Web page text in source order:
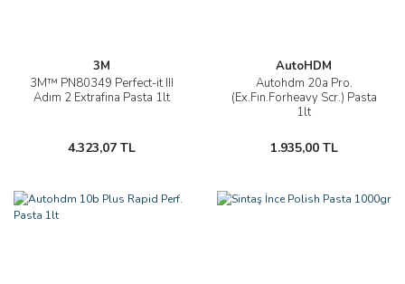
3M
3M™ PN80349 Perfect-it III
Adım 2 Extrafina Pasta 1lt
4.323,07 TL
AutoHDM
Autohdm 20a Pro.
(Ex.Fın.Forheavy Scr.) Pasta
1lt
1.935,00 TL